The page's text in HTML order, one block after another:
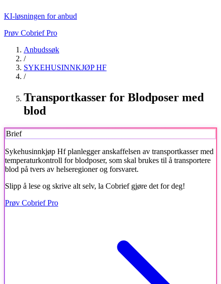
KI-løsningen for anbud
Prøv Cobrief Pro
Anbudssøk
/
SYKEHUSINNKJØP HF
/
Transportkasser for Blodposer med
blod
Brief
Sykehusinnkjøp Hfplanlegger anskaffelsen av transportkasser med
temperaturkontroll for blodposer, som skal brukes til å transportere
blod på tvers av helseregioner og forsvaret.
Slipp å lese og skrive alt selv, la Cobrief gjøre det for deg!
Prøv Cobrief Pro